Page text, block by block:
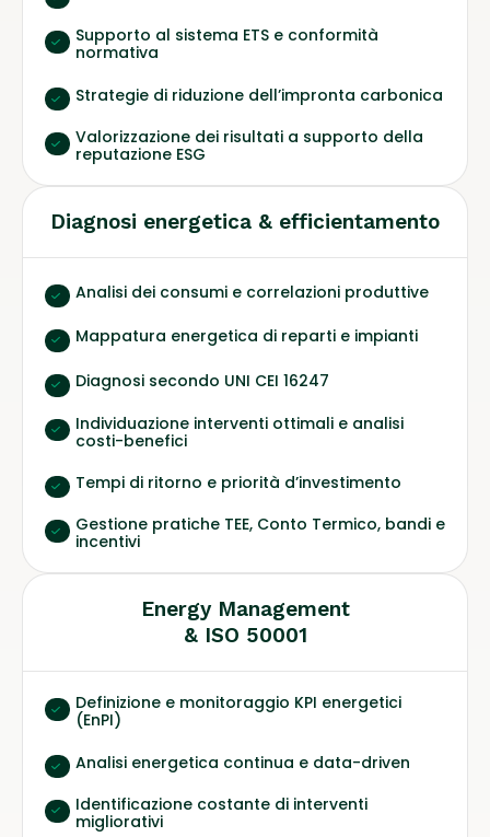
Supporto al sistema ETS e conformità
normativa
Strategie di riduzione dell’impronta carbonica
Valorizzazione dei risultati a supporto della
reputazione ESG
Diagnosi energetica & efficientamento
Analisi dei consumi e correlazioni produttive
Mappatura energetica di reparti e impianti
Diagnosi secondo UNI CEI 16247
Individuazione interventi ottimali e analisi
costi-benefici
Tempi di ritorno e priorità d’investimento
Gestione pratiche TEE, Conto Termico, bandi e
incentivi
Energy Management
& ISO 50001
Definizione e monitoraggio KPI energetici
(EnPI)
Analisi energetica continua e data-driven
Identificazione costante di interventi
migliorativi